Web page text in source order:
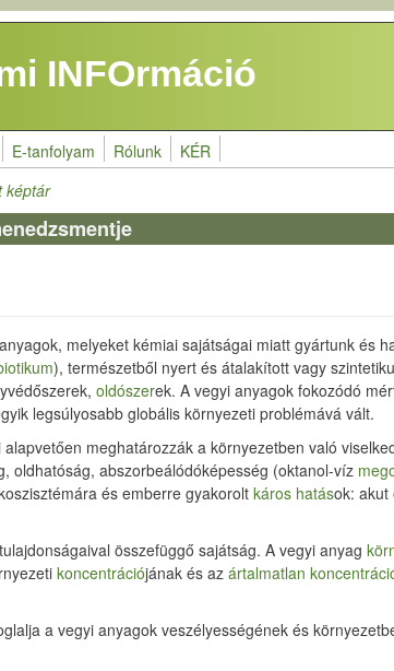
INFOrmáció
E-tanfolyam Rólunk KÉR
képtár
melyeket kémiai sajátságai miatt gyártunk és
), természetből nyert és átalakított vagy
ek,oldószerek. A vegyi anyagok fokozódó
legsúlyosabb globális környezeti problémává vált.
meghatározzák a környezetben való
oldhatóság, abszorbeálódóképesség (oktanol-víz
és emberre gyakoroltkáros hatások: akut
összefüggő sajátság. A vegyi anyag
koncentrációjának és azártalmatlan
a vegyi anyagok veszélyességének és